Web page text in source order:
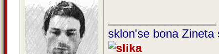
sklon'se bona